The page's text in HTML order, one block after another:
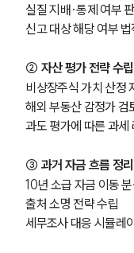
실질 지배·통제 여부
신고 대상 해당 여부
② 자산 평가 전략 수립
비상장주식 가치 산정
해외 부동산 감정가 검
과도 평가에 따른 과세
③ 과거 자금 흐름 정리
10년 소급 자금 이동
출처 소명 전략 수립
세무조사 대응 시뮬레